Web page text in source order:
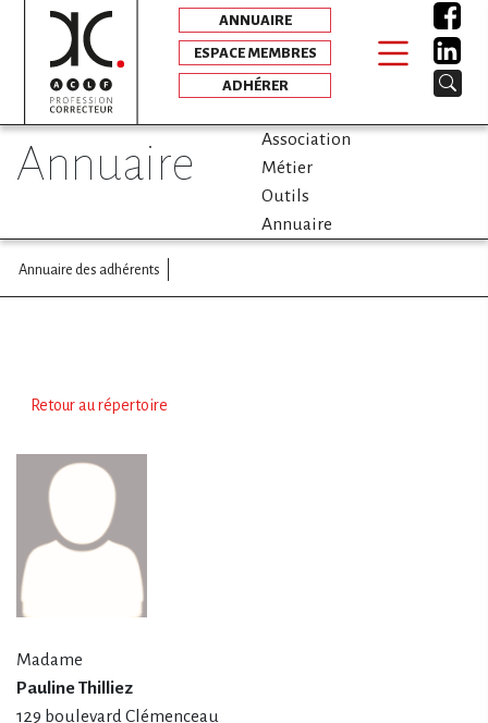
ANNUAIRE
ESPACE MEMBRES
ADHÉRER
annuaire
Association
Métier
Outils
Annuaire
Annuaire des adhérents
Retour au répertoire
Madame
Pauline Thilliez
129 boulevard Clémenceau